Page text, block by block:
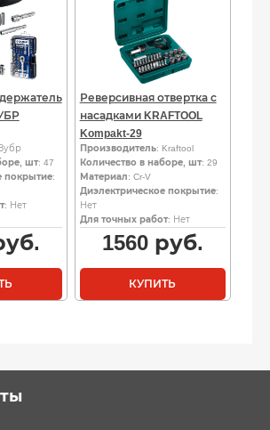
шт: 47
покрытие:
: Нет
Реверсивная отвертка с
насадками KRAFTOOL
Kompakt-29
Производитель: Kraftool
Количество в наборе, шт: 29
Материал: Cr-V
Диэлектрическое покрытие:
Нет
Для точных работ: Нет
1560руб.
КУПИТЬ